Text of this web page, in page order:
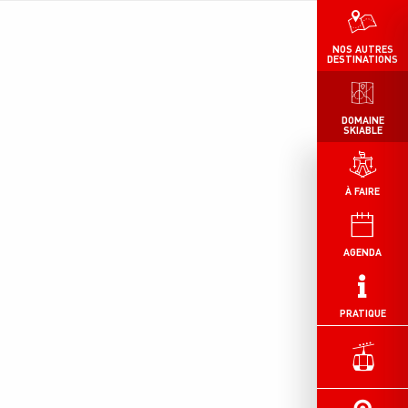
DOMAINE
SKIABLE
À FAIRE
AGENDA
PRATIQUE
NOS AUTRES
DESTINATIONS